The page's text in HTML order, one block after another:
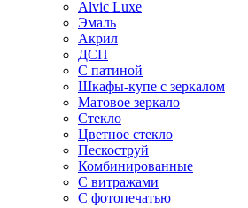
Alvic Luxe
Эмаль
Акрил
ДСП
С патиной
Шкафы-купе с зеркалом
Матовое зеркало
Стекло
Цветное стекло
Пескоструй
Комбинированные
С витражами
С фотопечатью